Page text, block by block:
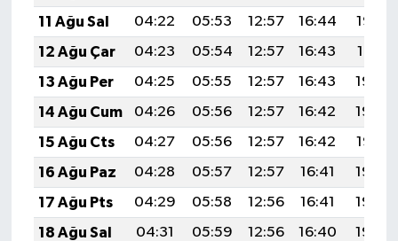
11 Ağu Sal
04:22 05:53 12:57 16:44
19:52
12 Ağu Çar
04:23 05:54 12:57 16:43
19:51
13 Ağu Per
04:25 05:55 12:57 16:43
19:50
14 Ağu Cum
04:26 05:56 12:57 16:42
19:48
15 Ağu Cts
04:27 05:56 12:57 16:42
19:47
16 Ağu Paz
04:28 05:57 12:57 16:41
19:46
17 Ağu Pts
04:29 05:58 12:56 16:41
19:45
18 Ağu Sal
04:31 05:59 12:56 16:40
19:43
BÖLGEDEN
BİLİM TEKNOLOJİ
ASAYİŞ
SEÇİM 2015
ÇEVRE